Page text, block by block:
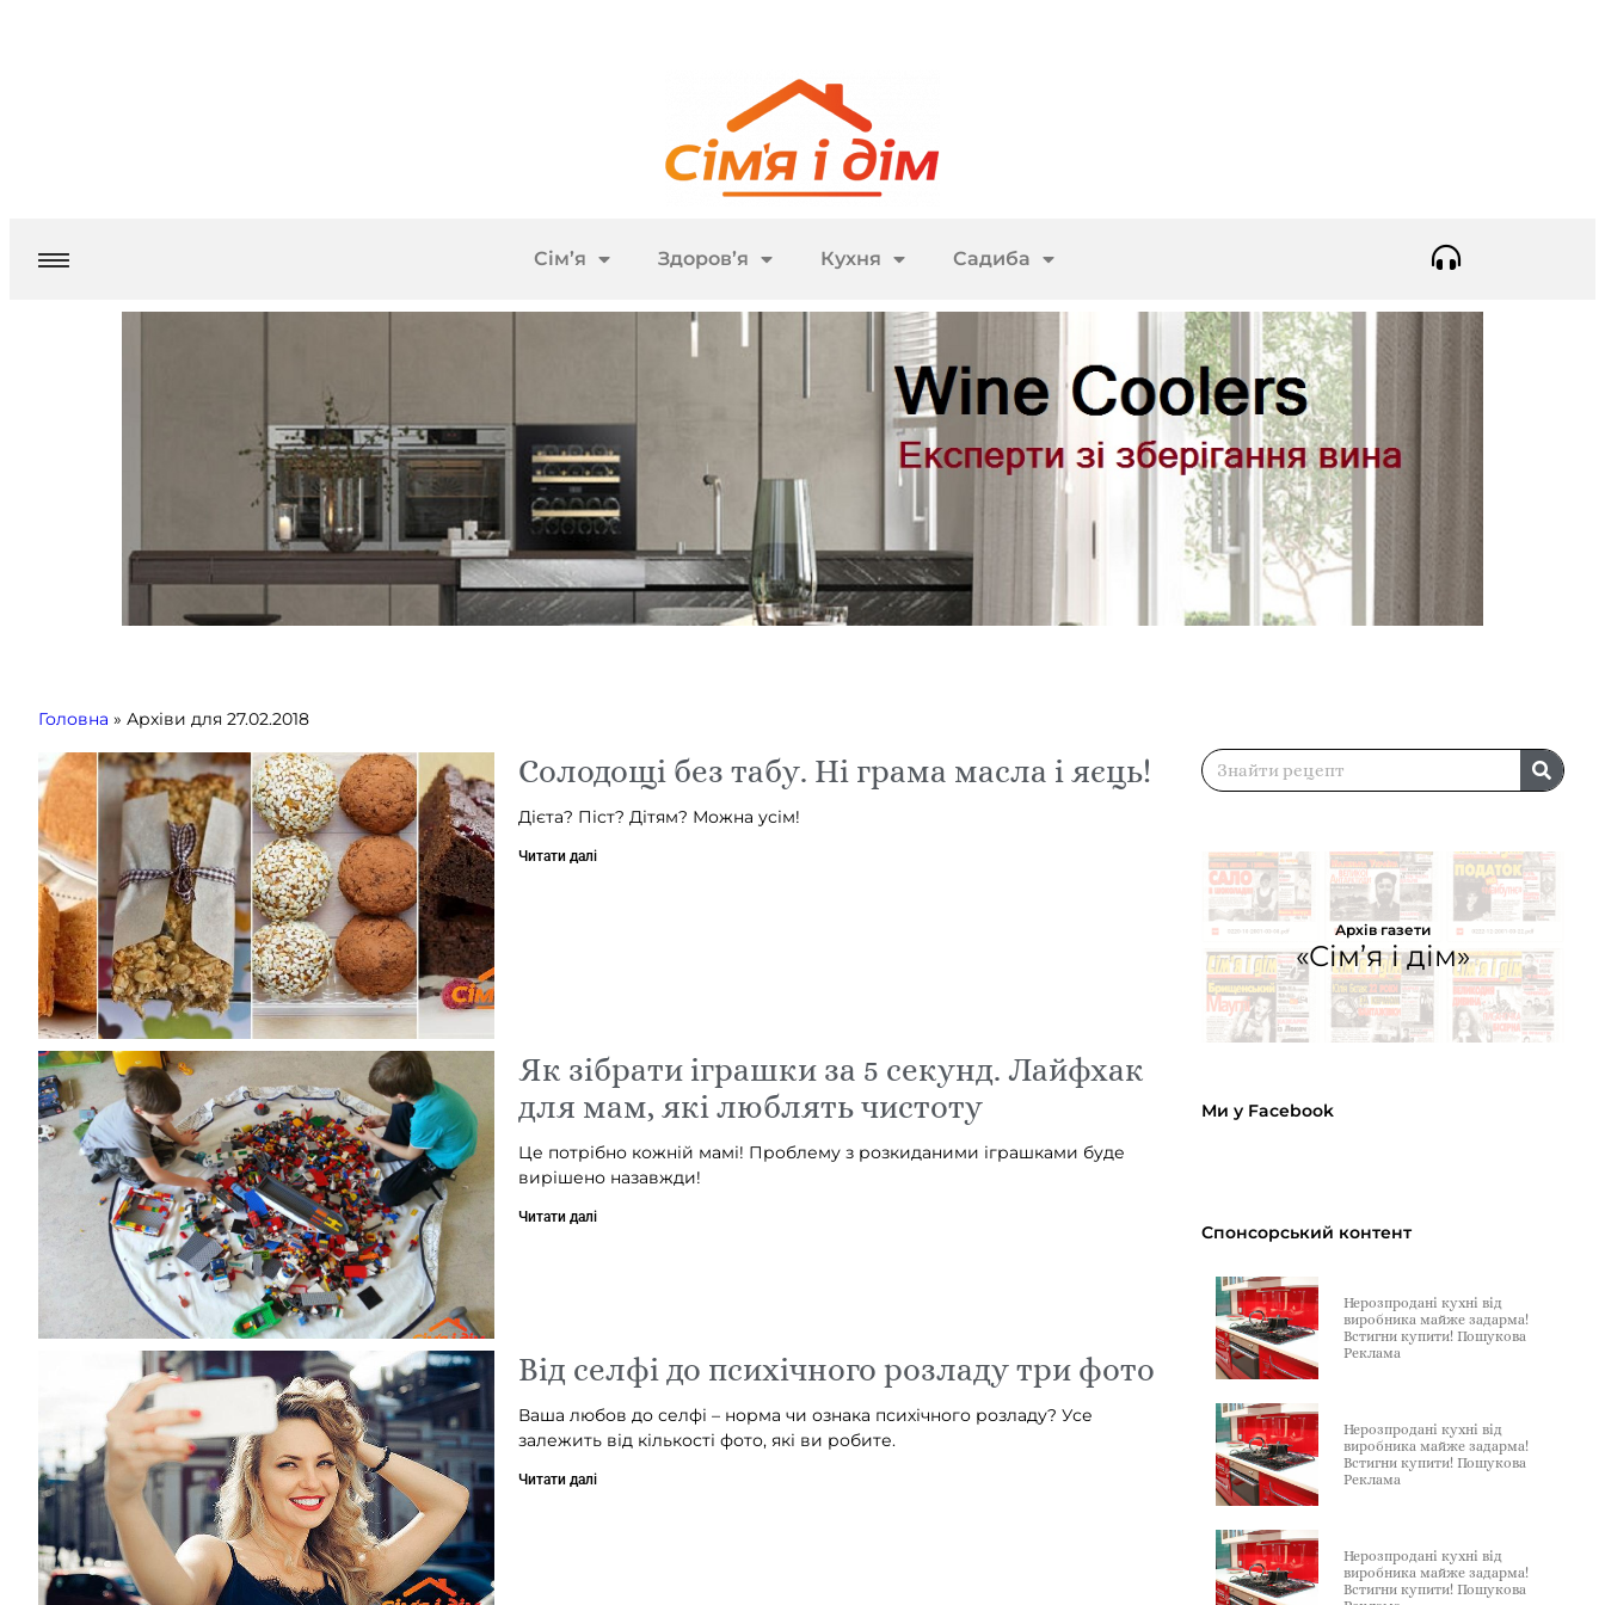
Сім’я Здоров’я Кухня Садиба
Головна » Архіви для 27.02.2018
Солодощі без табу. Ні грама масла і яєць!
Дієта? Піст? Дітям? Можна усім!
Читати далі
Як зібрати іграшки за 5 секунд. Лайфхак
для мам, які люблять чистоту
Це потрібно кожній мамі! Проблему з розкиданими іграшками буде
вирішено назавжди!
Читати далі
Від селфі до психічного розладу три фото
Ваша любов до селфі – норма чи ознака психічного розладу? Усе
залежить від кількості фото, які ви робите.
Читати далі
Архів газети
«Сім’я і дім»
Ми у Facebook
Спонсорський контент
Нерозпродані кухні від
виробника майже задарма!
Встигни купити! Пошукова
Реклама
Нерозпродані кухні від
виробника майже задарма!
Встигни купити! Пошукова
Реклама
Нерозпродані кухні від
виробника майже задарма!
Встигни купити! Пошукова